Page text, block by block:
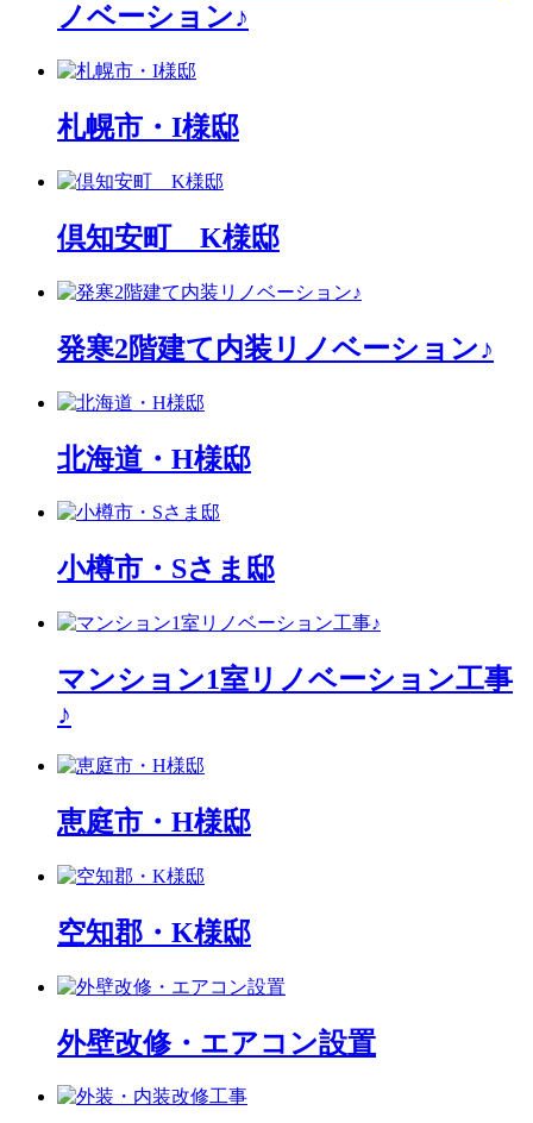
ノベーション♪
札幌市・I様邸
倶知安町 K様邸
発寒2階建て内装リノベーション♪
北海道・H様邸
小樽市・Sさま邸
マンション1室リノベーション工事
♪
恵庭市・H様邸
空知郡・K様邸
外壁改修・エアコン設置